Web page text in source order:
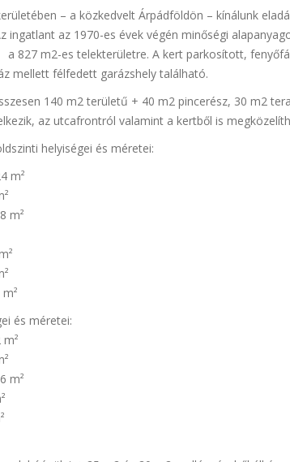
– a közkedvelt Árpádföldön – kínálunk
ingatlant az 1970-es évek végén minőségi
827 m2-es telekterületre. A kert parkosított,
mellett félfedett garázshely található.
140 m2 területű + 40 m2 pincerész, 30 m2
az utcafrontról valamint a kertből is
helyiségei és méretei:
m²
m²
és méretei:
m²